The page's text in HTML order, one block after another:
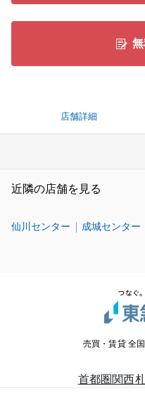
店舗詳細
近隣の店舗を見る
仙川センター 成城センター
売買・賃貸 全
首都圏関西